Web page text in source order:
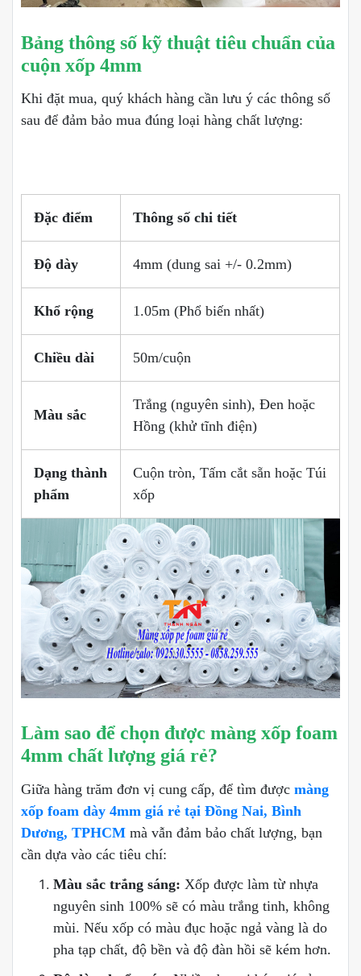
Bảng thông số kỹ thuật tiêu chuẩn của
cuộn xốp 4mm
Khi đặt mua, quý khách hàng cần lưu ý các thông số
sau để đảm bảo mua đúng loại hàng chất lượng:
Đặc điểm Thông số chi tiết
Độ dày 4mm (dung sai +/- 0.2mm)
Khổ rộng 1.05m (Phổ biến nhất)
Chiều dài 50m/cuộn
Màu sắc
Trắng (nguyên sinh), Đen hoặc
Hồng (khử tĩnh điện)
Dạng thành
phẩm
Cuộn tròn, Tấm cắt sẵn hoặc Túi
xốp
Làm sao để chọn được màng xốp foam
4mm chất lượng giá rẻ?
Giữa hàng trăm đơn vị cung cấp, để tìm được màng
xốp foam dày 4mm giá rẻ tại Đồng Nai, Bình
Dương, TPHCM mà vẫn đảm bảo chất lượng, bạn
cần dựa vào các tiêu chí:
Màu sắc trắng sáng: Xốp được làm từ nhựa
nguyên sinh 100% sẽ có màu trắng tinh, không
mùi. Nếu xốp có màu đục hoặc ngả vàng là do
pha tạp chất, độ bền và độ đàn hồi sẽ kém hơn.